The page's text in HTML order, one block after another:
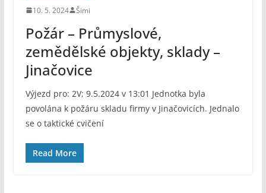
10. 5. 2024 Šimi
Požár – Průmyslové,
zemědělské objekty, sklady –
Jinačovice
Výjezd pro: 2V; 9.5.2024 v 13:01 Jednotka byla
povolána k požáru skladu firmy v Jinačovicích. Jednalo
se o taktické cvičení
Read More